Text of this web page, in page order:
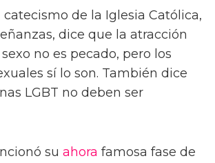
catecismo de la Iglesia Católica,
dice que la atracción
no es pecado, pero los
sí lo son. También dice
LGBT no deben ser
su ahora famosa fase de